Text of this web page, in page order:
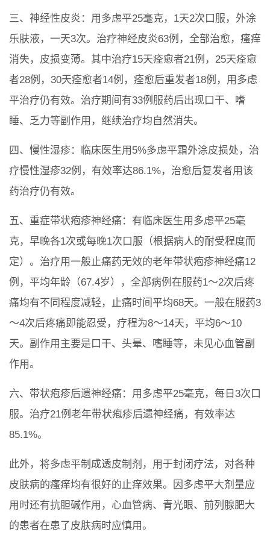
三、神经性皮炎：用多虑平25毫克，1天2次口服，外涂
乐肤液，一天3次。治疗神经皮炎63例，全部治愈，瘙痒
消失，皮损变薄。其中治疗15天痊愈者21例，25天痊愈
者28例，30天痊愈者14例，痊愈后重发者18例，用多虑
平治疗仍有效。治疗期间有33例服药后出现口干、嗜
睡、乏力等副作用，继续治疗均自然消失。
四、慢性湿疹：临床医生用5%多虑平霜外涂皮损处，治
疗慢性湿疹32例，有效率达86.1%，治愈后复发者用该
药治疗仍有效。
五、重症带状疱疹神经痛：有临床医生用多虑平25毫
克，早晚各1次或每晚1次口服（根据病人的耐受程度而
定）。治疗用一般止痛药无效的老年带状疱疹神经痛12
例，平均年龄（67.4岁），全部病例在服药1～2次后疼
痛均有不同程度减轻，止痛时间平均68天。一般在服药3
～4次后疼痛即能忍受，疗程为8～14天，平均6～10
天。副作用主要是口干、头晕、嗜睡等，未见心血管副
作用。
六、带状疱疹后遗神经痛：用多虑平25毫克，每日3次口
服。治疗21例老年带状疱疹后遗神经痛，有效率达
85.1%。
此外，将多虑平制成透皮制剂，用于封闭疗法，对各种
皮肤病的瘙痒均有很好的止痒效果。因多虑平大剂量应
用时还有抗胆碱作用，心血管病、青光眼、前列腺肥大
的患者在患了皮肤病时应慎用。